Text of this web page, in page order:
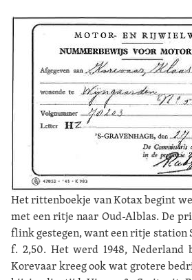
Het rittenboekje van Kotax begint
met een ritje naar Oud-Alblas. De
flink gestegen, want een ritje
f. 2,50. Het werd 1948, Nederland
Korevaar kreeg ook wat grotere